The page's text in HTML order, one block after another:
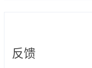
反馈